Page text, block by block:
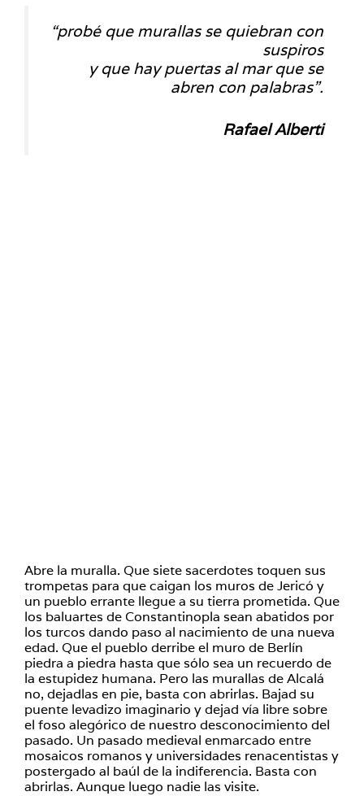
“probé que murallas se quiebran con
suspiros
y que hay puertas al mar que se
abren con palabras”.
Rafael Alberti
Abre la muralla. Que siete sacerdotes toquen sus
trompetas para que caigan los muros de Jericó y
un pueblo errante llegue a su tierra prometida. Que
los baluartes de Constantinopla sean abatidos por
los turcos dando paso al nacimiento de una nueva
edad. Que el pueblo derribe el muro de Berlín
piedra a piedra hasta que sólo sea un recuerdo de
la estupidez humana. Pero las murallas de Alcalá
no, dejadlas en pie, basta con abrirlas. Bajad su
puente levadizo imaginario y dejad vía libre sobre
el foso alegórico de nuestro desconocimiento del
pasado. Un pasado medieval enmarcado entre
mosaicos romanos y universidades renacentistas y
postergado al baúl de la indiferencia. Basta con
abrirlas. Aunque luego nadie las visite.